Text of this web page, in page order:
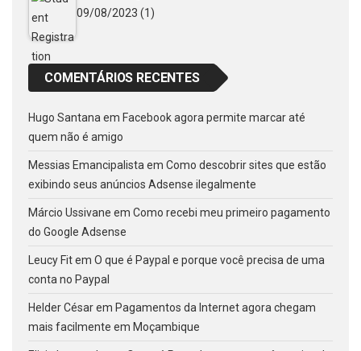
09/08/2023 (1)
COMENTÁRIOS RECENTES
Hugo Santana em Facebook agora permite marcar até
quem não é amigo
Messias Emancipalista em Como descobrir sites que estão
exibindo seus anúncios Adsense ilegalmente
Márcio Ussivane em Como recebi meu primeiro pagamento
do Google Adsense
Leucy Fitem O que é Paypal e porque você precisa de uma
conta no Paypal
Helder Césarem Pagamentos da Internet agora chegam
mais facilmente em Moçambique